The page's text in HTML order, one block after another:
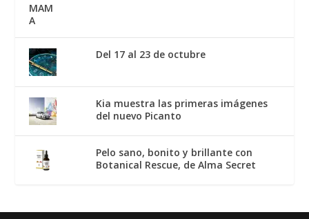
Del 17 al 23 de octubre
Kia muestra las primeras imágenes
del nuevo Picanto
Pelo sano, bonito y brillante con
Botanical Rescue, de Alma Secret